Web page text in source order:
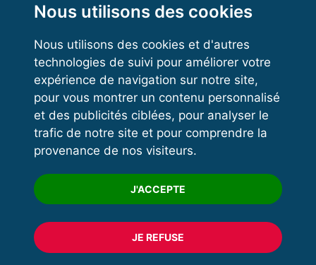
Nous utilisons des cookies
Nous utilisons des cookies et d'autres
technologies de suivi pour améliorer votre
expérience de navigation sur notre site,
pour vous montrer un contenu personnalisé
et des publicités ciblées, pour analyser le
trafic de notre site et pour comprendre la
provenance de nos visiteurs.
J'ACCEPTE
JE REFUSE
Kettlebell
VOS ESPACES
Espace dirigeant
Espace licencié
Trouver un club
Formation
© 2020 FFFORCE Tous droits réservés